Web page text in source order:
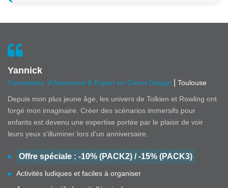
Yannick
Concepteur d'Aventures & Expert en Game Design
Toulouse
Depuis mon plus jeune âge, les univers de Tolkien et Rowling ont
forgé mon imaginaire. Créer des scénarios immersifs pour
enfants est devenu une expertise portée par le plaisir de voir
leurs yeux s'illuminer lors d'un anniversaire.
Offre spéciale : -10% (PACK2) / -15% (PACK3)
Activités ludiques et faciles à organiser